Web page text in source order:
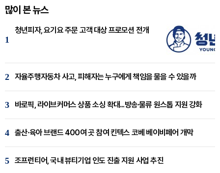
많이 본 뉴스
1
청년피자, 요기요 주문 고객 대상 프로모션 전개
2 자율주행자동차 사고, 피해자는 누구에게 책임을 물을 수 있을까
3 바로픽, 라이브커머스 상품 소싱 확대...방송·물류 원스톱 지원 강화
4 출산·육아 브랜드 400여 곳 참여 킨텍스 코베 베이비페어 개막
5 조프런티어, 국내 뷰티기업 인도 진출 지원 사업 추진